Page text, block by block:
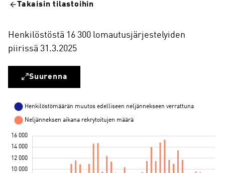
Takaisin tilastoihin
Henkilöstöstä 16 300 lomautusjärjestelyiden
piirissä 31.3.2025
Suurenna